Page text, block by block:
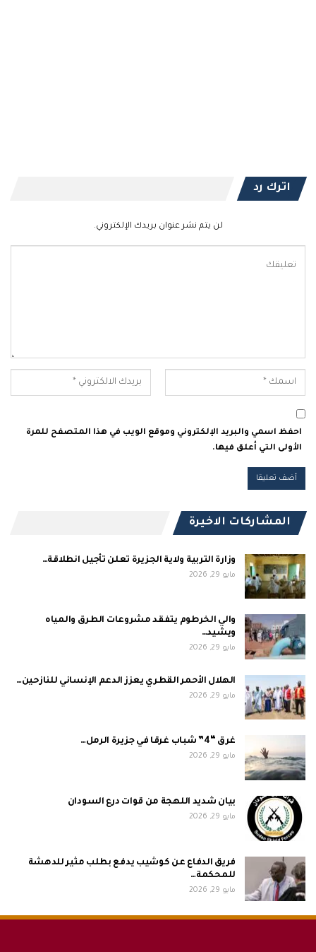
اترك رد
لن يتم نشر عنوان بريدك الإلكتروني.
احفظ اسمي والبريد الإلكتروني وموقع الويب في هذا المتصفح للمرة
الأولى التي أعلق فيها.
المشاركات الاخيرة
وزارة التربية ولاية الجزيرة تعلن تأجيل انطلاقة…
مايو 29, 2026
والي الخرطوم يتفقد مشروعات الطرق والمياه
ويشيد…
مايو 29, 2026
الهلال الأحمر القطري يعزز الدعم الإنساني للنازحين…
مايو 29, 2026
غرق “4” شباب غرقا في جزيرة الرمل…
مايو 29, 2026
بيان شديد اللهجة من قوات درع السودان
مايو 29, 2026
فريق الدفاع عن كوشيب يدفع بطلب مثير للدهشة
للمحكمة…
مايو 29, 2026